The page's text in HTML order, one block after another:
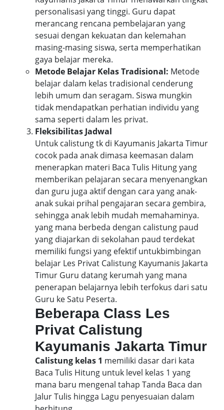
personalisasi yang tinggi. Guru dapat
merancang rencana pembelajaran yang
sesuai dengan kekuatan dan kelemahan
masing-masing siswa, serta memperhatikan
gaya belajar mereka.
Metode Belajar Kelas Tradisional: Metode
belajar dalam kelas tradisional cenderung
lebih umum dan seragam. Siswa mungkin
tidak mendapatkan perhatian individu yang
sama seperti dalam les privat.
Fleksibilitas Jadwal
Untuk calistung tk di Kayumanis Jakarta Timur
cocok pada anak dimasa keemasan dalam
menerapkan materi Baca Tulis Hitung yang
memberikan pelajaran secara menyenangkan
dan guru juga aktif dengan cara yang anak-
anak sukai prihal pengajaran secara gembira,
sehingga anak lebih mudah memahaminya.
yang mana berbeda dengan calistung paud
yang diajarkan di sekolahan paud terdekat
memiliki fungsi yang efektif untukbimbingan
belajar Les Privat Calistung Kayumanis Jakarta
Timur Guru datang kerumah yang mana
penerapan belajarnya lebih terfokus dari satu
Guru ke Satu Peserta.
Beberapa Class Les
Privat Calistung
Kayumanis Jakarta Timur
Calistung kelas 1 memiliki dasar dari kata
Baca Tulis Hitung untuk level kelas 1 yang
mana baru mengenal tahap Tanda Baca dan
Jalur Tulis hingga Lagu penyesuaian dalam